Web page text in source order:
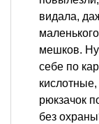
видала,
мешков. Ну
себе по
рюкзачок
без